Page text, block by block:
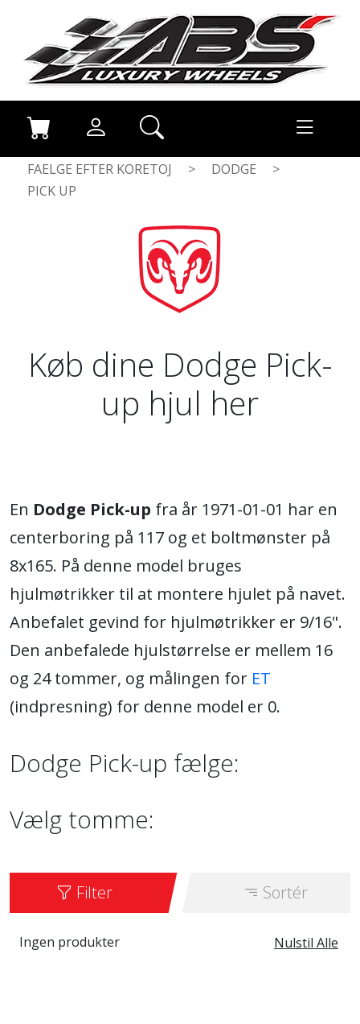
FAELGE EFTER KORETOJ > DODGE
>
PICK UP
Køb dine Dodge Pick-
up hjul her
En Dodge Pick-up fra år 1971-01-01 har en
centerboring på 117 og et boltmønster på
8x165. På denne model bruges
hjulmøtrikker til at montere hjulet på navet.
Anbefalet gevind for hjulmøtrikker er 9/16".
Den anbefalede hjulstørrelse er mellem 16
og 24 tommer, og målingen for ET
(indpresning) for denne model er 0.
Dodge Pick-up fælge:
Vælg tomme:
Filter Sortér
Nulstil Alle
Ingen produkter